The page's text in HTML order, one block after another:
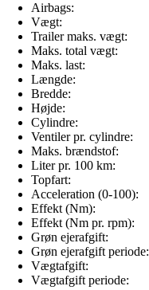
Airbags:
Vægt:
Trailer maks. vægt:
Maks. total vægt:
Maks. last:
Længde:
Bredde:
Højde:
Cylindre:
Ventiler pr. cylindre:
Maks. brændstof:
Liter pr. 100 km:
Topfart:
Acceleration (0-100):
Effekt (Nm):
Effekt (Nm pr. rpm):
Grøn ejerafgift:
Grøn ejerafgift periode:
Vægtafgift:
Vægtafgift periode: